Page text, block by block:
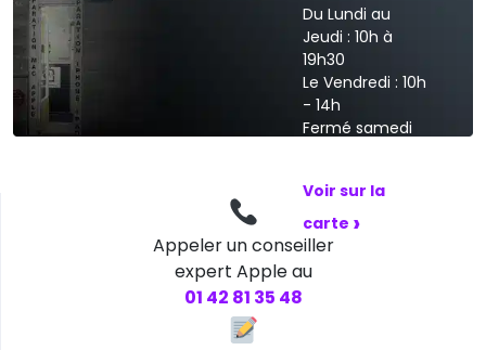
Du Lundi au
Jeudi : 10h à
19h30
Le Vendredi : 10h
- 14h
Fermé samedi
Voir sur la
carte ›
Appeler un conseiller
expert Apple au
01 42 81 35 48